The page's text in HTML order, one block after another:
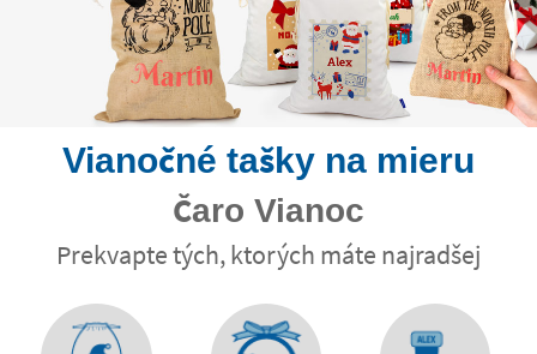
Vianočné tašky na mieru
Čaro Vianoc
Prekvapte tých, ktorých máte najradšej